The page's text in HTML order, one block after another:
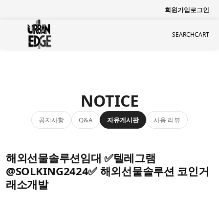
회원가입로그인
SEARCHCART
NOTICE
공지사항 Q&A 자유게시판 사용 리뷰
해외선물솔루션임대 ✅텔레그램
@SOLKING2424✅ 해외선물솔루션 코인거
래소개발